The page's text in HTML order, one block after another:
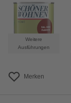
Weitere
Ausführungen
Merken